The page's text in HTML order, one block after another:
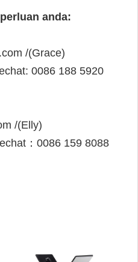
anda:
/(Grace)
0086 188 5920
/(Elly)
： 0086 159 8088